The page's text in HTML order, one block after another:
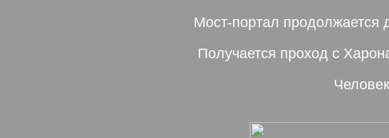
Мост-портал
Получается проход с